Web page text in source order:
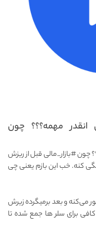
انقدر مهمه؟؟؟ چون
چون #بازار_مالی قبل از ریزش
کنه. خب این بازم یعنی چی
می‌کنه و بعد برمیگرده زیرش
برای سلر ها جمع شده تا